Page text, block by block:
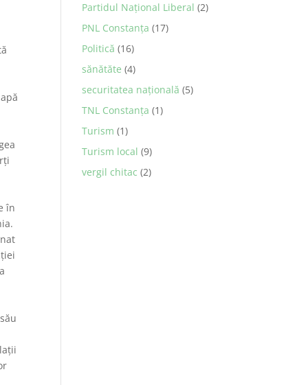
în
Partidul Național Liberal (2)
PNL Constanţa (17)
Politică (16)
sănătăte (4)
securitatea naţională (5)
TNL Constanța (1)
Turism (1)
Turism local (9)
vergil chitac (2)